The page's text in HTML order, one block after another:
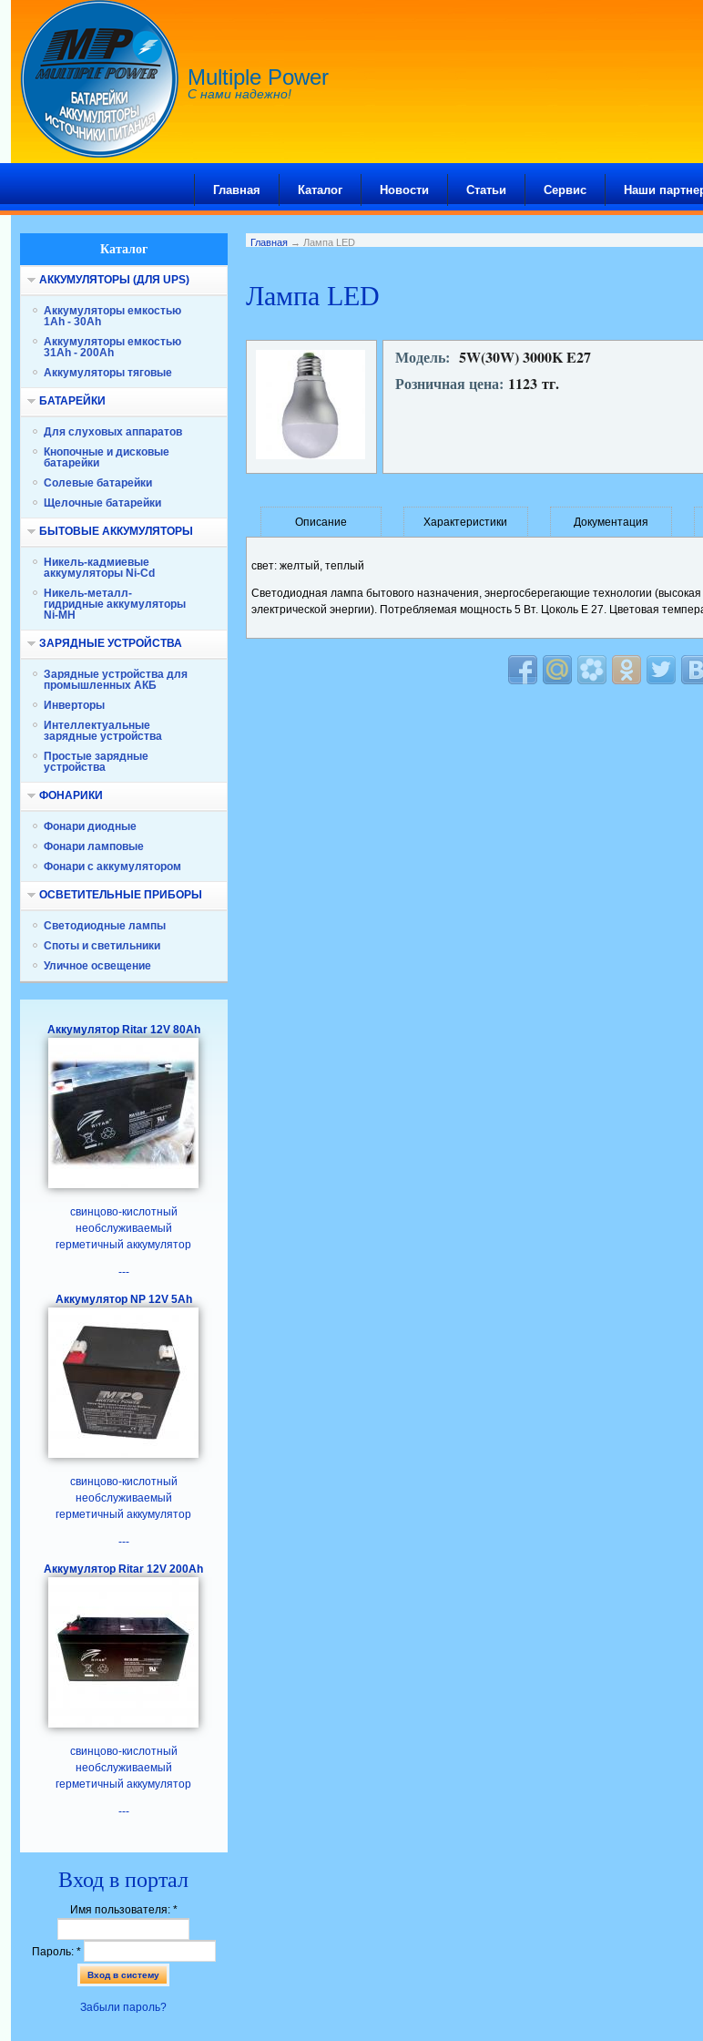
Multiple Power
С нами надежно!
Главная Каталог Новости Статьи Сервис Наши
Каталог
АККУМУЛЯТОРЫ (ДЛЯ UPS)
Аккумуляторы емкостью
1Ah - 30Ah
Аккумуляторы емкостью
31Ah - 200Ah
Аккумуляторы тяговые
БАТАРЕЙКИ
Для слуховых аппаратов
Кнопочные и дисковые
батарейки
Солевые батарейки
Щелочные батарейки
БЫТОВЫЕ АККУМУЛЯТОРЫ
Никель-кадмиевые
аккумуляторы Ni-Cd
Никель-металл-
гидридные аккумуляторы
Ni-MH
ЗАРЯДНЫЕ УСТРОЙСТВА
Зарядные устройства для
промышленных АКБ
Инверторы
Интеллектуальные
зарядные устройства
Простые зарядные
устройства
ФОНАРИКИ
Фонари диодные
Фонари ламповые
Фонари с аккумулятором
ОСВЕТИТЕЛЬНЫЕ ПРИБОРЫ
Светодиодные лампы
Споты и светильники
Уличное освещение
Аккумулятор Ritar 12V 80Ah
свинцово-кислотный
необслуживаемый
герметичный аккумулятор
---
Аккумулятор NP 12V 5Ah
свинцово-кислотный
необслуживаемый
герметичный аккумулятор
---
Аккумулятор Ritar 12V 200Ah
свинцово-кислотный
необслуживаемый
герметичный аккумулятор
---
Вход в портал
Имя пользователя: *
Пароль: *
Забыли пароль?
Главная→ Лампа LED
Лампа LED
Модель: 5W(30W) 3000K E27
Розничная цена: 1123тг.
Описание Характеристики Документация
свет: желтый, теплый
Светодиодная лампа бытового назначения, энергосберегающие технологии
электрической энергии). Потребляемая мощность 5 Вт. Цоколь Е 27. Цветовая